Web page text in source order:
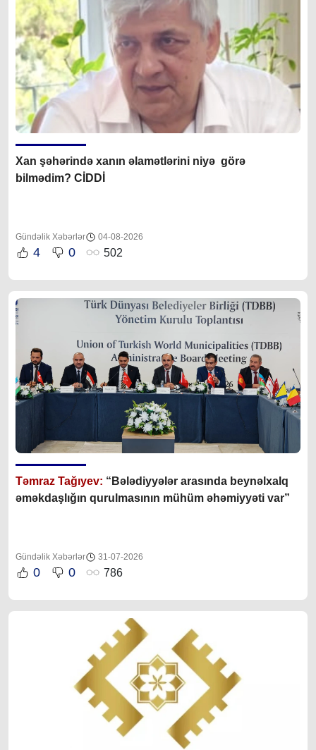
Xan şəhərində xanın əlamətlərini niyə görə
bilmədim? CİDDİ
Gündəlik Xəbərlər 04-08-2026
4 0 502
Təmraz Tağıyev: “Bələdiyyələr arasında beynəlxalq
əməkdaşlığın qurulmasının mühüm əhəmiyyəti var”
Gündəlik Xəbərlər 31-07-2026
0 0 786